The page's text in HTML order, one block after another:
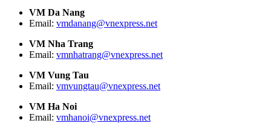
VM Da Nang
Email: vmdanang@vnexpress.net
VM Nha Trang
Email: vmnhatrang@vnexpress.net
VM Vung Tau
Email: vmvungtau@vnexpress.net
VM Ha Noi
Email: vmhanoi@vnexpress.net